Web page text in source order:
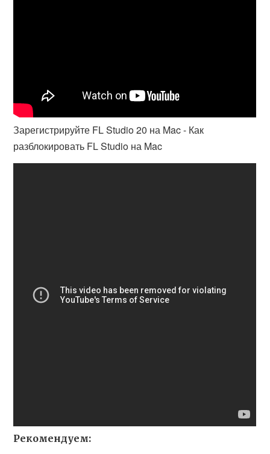
Зарегистрируйте FL Studio 20 на Mac - Как
разблокировать FL Studio на Mac
Рекомендуем: